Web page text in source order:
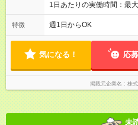
1日あたりの実働時間：最
17:15（休憩60分） 8:30～17:00（
応じます ※就業前研修・キ
特徴 週1日からOK
気になる！ 応
掲載元企業名 株
未